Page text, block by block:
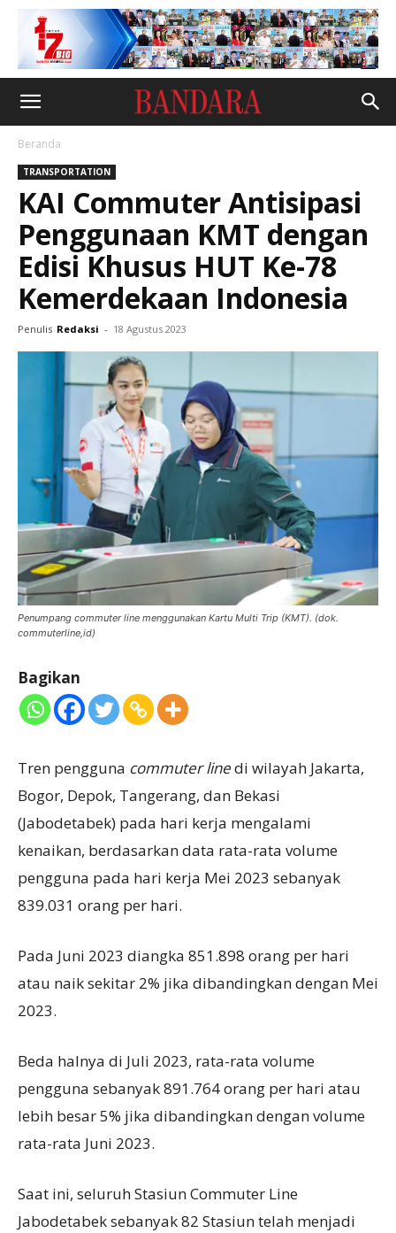
Beranda
TRANSPORTATION
KAI Commuter Antisipasi
Penggunaan KMT dengan
Edisi Khusus HUT Ke-78
Kemerdekaan Indonesia
Penulis Redaksi - 18 Agustus 2023
Penumpang commuter line menggunakan Kartu Multi Trip (KMT). (dok.
commuterline,id)
Bagikan
Tren pengguna commuter linedi wilayah Jakarta,
Bogor, Depok, Tangerang, dan Bekasi
(Jabodetabek) pada hari kerja mengalami
kenaikan, berdasarkan data rata-rata volume
pengguna pada hari kerja Mei 2023 sebanyak
839.031 orang per hari.
Pada Juni 2023 diangka 851.898 orang per hari
atau naik sekitar 2% jika dibandingkan dengan Mei
2023.
Beda halnya di Juli 2023, rata-rata volume
pengguna sebanyak 891.764 orang per hari atau
lebih besar 5% jika dibandingkan dengan volume
rata-rata Juni 2023.
Saat ini, seluruh Stasiun Commuter Line
Jabodetabek sebanyak 82 Stasiun telah menjadi